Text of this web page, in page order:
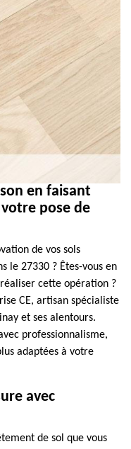
en faisant
pose de
de vos sols
le 27330 ? Êtes-vous en
cette opération ?
CE, artisan spécialiste
et ses alentours.
professionnalisme,
adaptées à votre
avec
de sol que vous